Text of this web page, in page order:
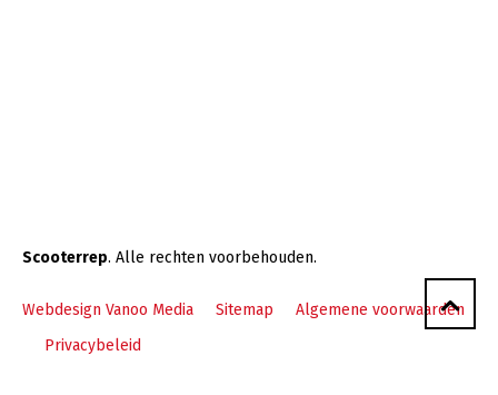
Scooterrep. Alle rechten voorbehouden.
Webdesign Vanoo Media Sitemap
Algemene voorwaarden
Privacybeleid